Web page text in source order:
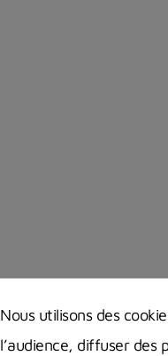
Nous utilisons des
l’audience, diffuser des